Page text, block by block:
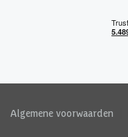
Algemene voorwaarden